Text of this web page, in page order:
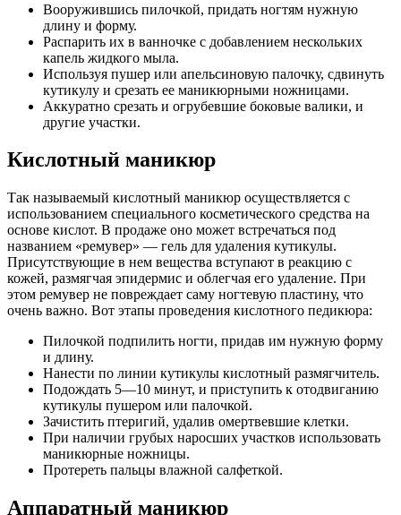
Вооружившись пилочкой, придать ногтям нужную
длину и форму.
Распарить их в ванночке с добавлением нескольких
капель жидкого мыла.
Используя пушер или апельсиновую палочку, сдвинуть
кутикулу и срезать ее маникюрными ножницами.
Аккуратно срезать и огрубевшие боковые валики, и
другие участки.
Кислотный маникюр
Так называемый кислотный маникюр осуществляется с
использованием специального косметического средства на
основе кислот. В продаже оно может встречаться под
названием «ремувер» — гель для удаления кутикулы.
Присутствующие в нем вещества вступают в реакцию с
кожей, размягчая эпидермис и облегчая его удаление. При
этом ремувер не повреждает саму ногтевую пластину, что
очень важно. Вот этапы проведения кислотного педикюра:
Пилочкой подпилить ногти, придав им нужную форму
и длину.
Нанести по линии кутикулы кислотный размягчитель.
Подождать 5—10 минут, и приступить к отодвиганию
кутикулы пушером или палочкой.
Зачистить птеригий, удалив омертвевшие клетки.
При наличии грубых наросших участков использовать
маникюрные ножницы.
Протереть пальцы влажной салфеткой.
Аппаратный маникюр